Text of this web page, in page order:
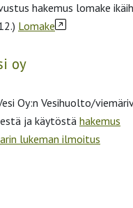
hakemus lomake
Lomake
oy
Oy:n Vesihuolto/
ja käytöstä hakemus
lukeman ilmoitus